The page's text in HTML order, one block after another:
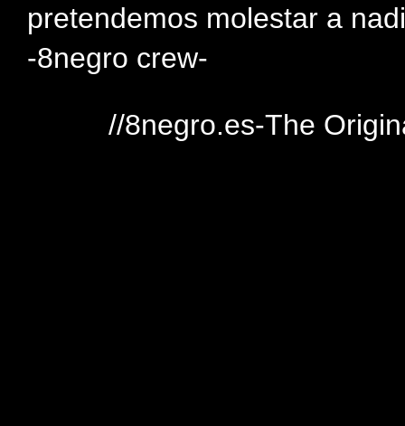
pretendemos molestar a
-8negro crew-
//8negro.es-The